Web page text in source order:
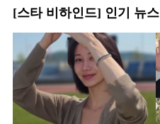
[스타 비하인드] 인기 뉴스